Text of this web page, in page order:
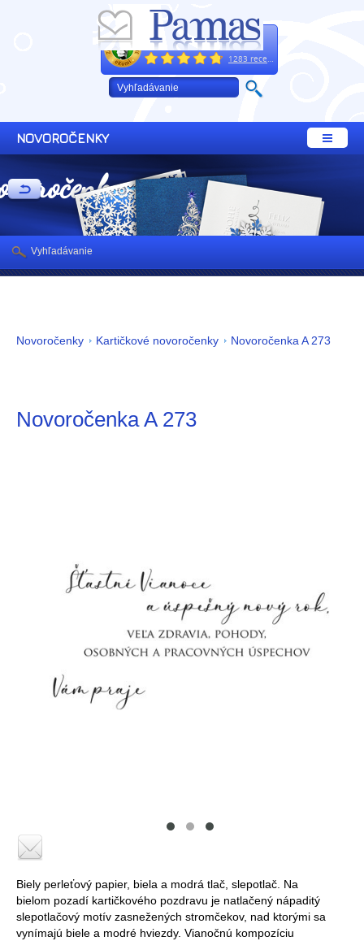
+421 32 64 02 660
Excelentne
1283 recenzií
NOVOROČENKY
Novoročenky Kartičkové novoročenky Novoročenka A 273
Novoročenka A 273
Biely perleťový papier, biela a modrá tlač, slepotlač. Na
bielom pozadí kartičkového pozdravu je natlačený nápaditý
slepotlačový motív zasnežených stromčekov, nad ktorými sa
vynímajú biele a modré hviezdy. Vianočnú kompozíciu
Vyhľadávanie